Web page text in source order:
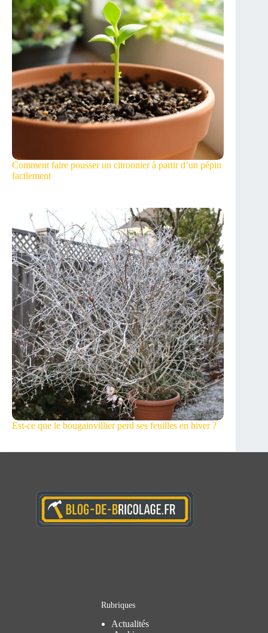
Comment faire pousser un citronnier à partir d’un pépin
facilement
Est-ce que le bougainvillier perd ses feuilles en hiver ?
Rubriques
Actualités